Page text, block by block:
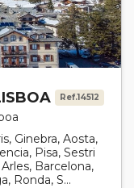
Ref.14512
Ginebra, Aosta,
Pisa, Sestri
Barcelona,
Ronda, S...